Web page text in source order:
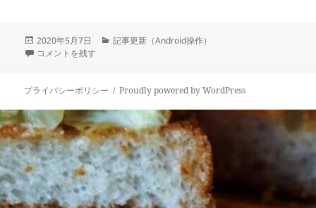
投
稿
2020年5月7日
カ
ー
記事更新（Android操作）
スマホにリブセーフを追加導入する に
コメントを残す
プライバシーポリシー Proudly powered by WordPress